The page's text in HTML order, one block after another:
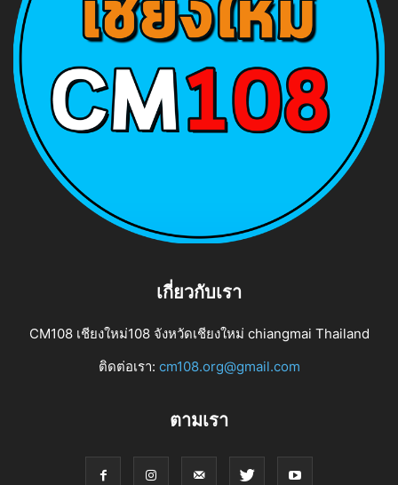
เกี่ยวกับเรา
CM108 เชียงใหม่108 จังหวัดเชียงใหม่ chiangmai Thailand
ติดต่อเรา: cm108.org@gmail.com
ตามเรา